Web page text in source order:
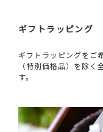
ギフトラッピング
ギフトラッピングをご
（特別価格品）を除
す。